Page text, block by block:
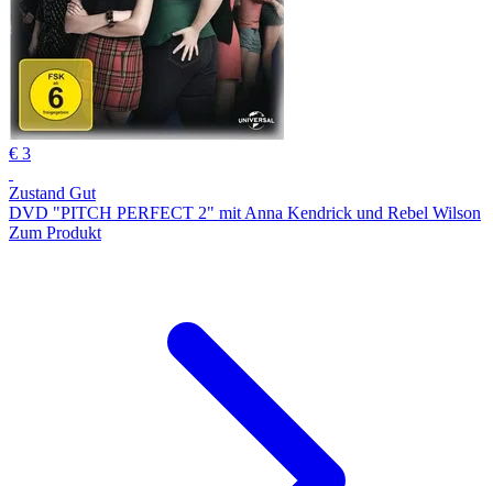
€ 3
Zustand Gut
DVD "PITCH PERFECT 2" mit Anna Kendrick und Rebel Wilson
Zum Produkt